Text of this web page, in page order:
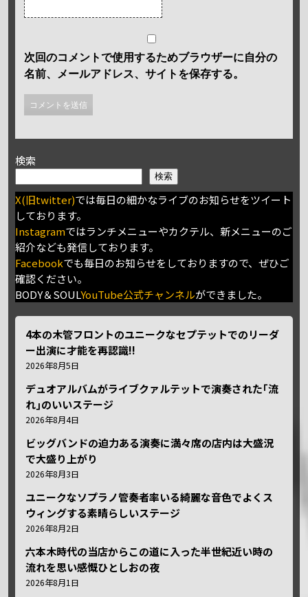
次回のコメントで使用するためブラウザーに自分の
名前、メールアドレス、サイトを保存する。
検索
検索
X(旧twitter)では毎日の細かなライブのお知らせをツイート
しております。
Instagramではランチメニューやカクテル、新メニューのご
紹介なども発信しております。
Facebookでも毎日のお知らせをしておりますので、ぜひご
確認ください。
BODY＆SOULYouTube公式チャンネルができました。
4本の木管フロントのユニークなセプテットでのリーダ
ー出演に才能を再認識!!
2026年8月5日
デュオアルバムがライブクァルテットで演奏された｢流
れ｣のいいステージ
2026年8月4日
ビッグバンドの迫力ある演奏に満々席の店内は大盛況
で大盛り上がり
2026年8月3日
ユニークなソプラノ管奏者率いる綺麗な音色でよくス
ウィングする素晴らしいステージ
2026年8月2日
六本木時代の当店からこの道に入った半世紀近い時の
流れを思い感慨ひとしおの夜
2026年8月1日